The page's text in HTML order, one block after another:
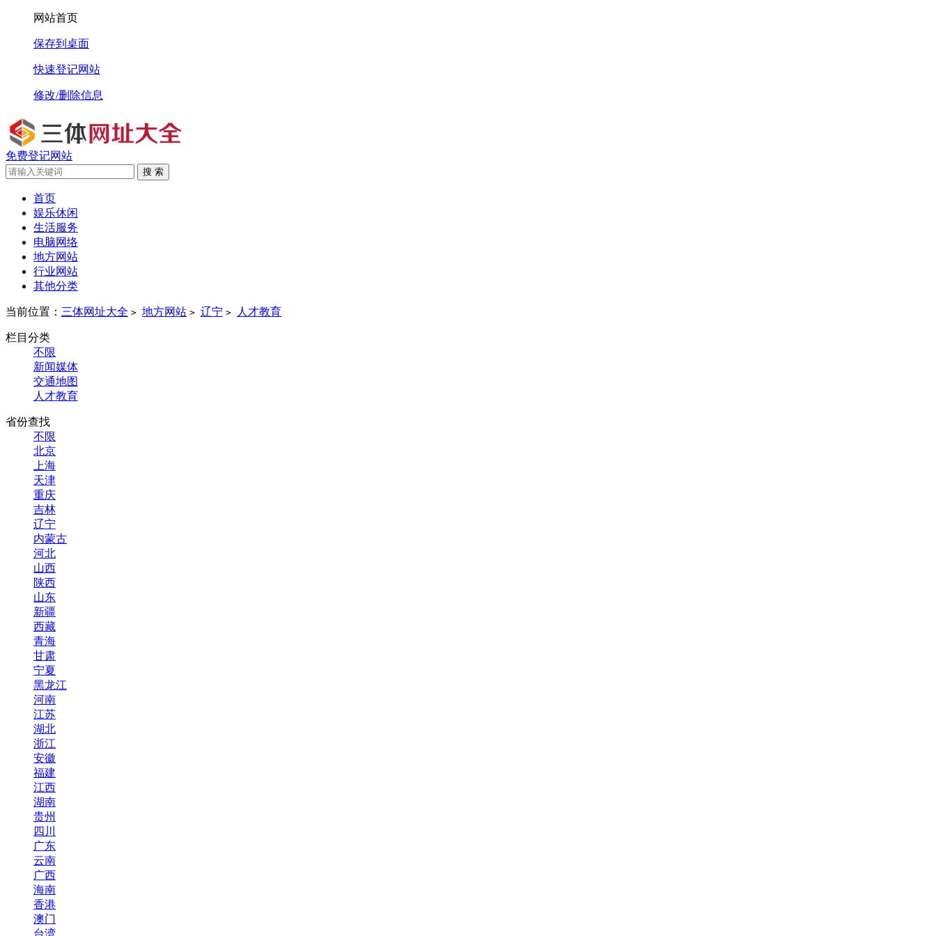
网站首页
保存到桌面
快速登记网站
修改/删除信息
免费登记网站
搜 索
首页
娱乐休闲
生活服务
电脑网络
地方网站
行业网站
其他分类
当前位置： 三体网址大全 > 地方网站 > 辽宁 > 人才教育
栏目分类
不限
新闻媒体
交通地图
人才教育
省份查找
不限
北京
上海
天津
重庆
吉林
辽宁
内蒙古
河北
山西
陕西
山东
新疆
西藏
青海
甘肃
宁夏
黑龙江
河南
江苏
湖北
浙江
安徽
福建
江西
湖南
贵州
四川
广东
云南
广西
海南
香港
澳门
台湾